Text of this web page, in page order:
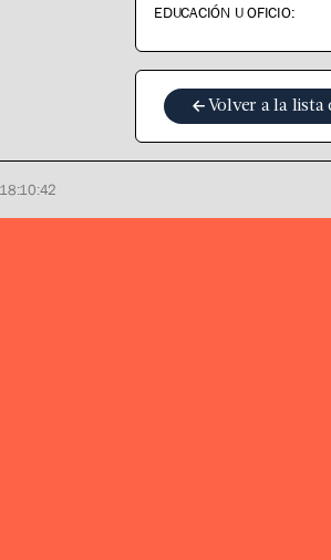
EDUCACIÓN U OFICIO:
Volver a la